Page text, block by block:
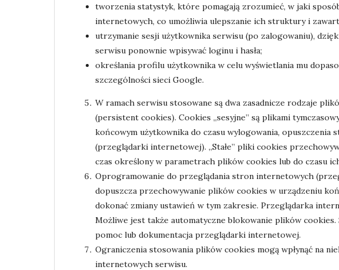
tworzenia statystyk, które pomagają zrozumieć, w jaki
internetowych, co umożliwia ulepszanie ich struktury i
utrzymanie sesji użytkownika serwisu (po zalogowaniu),
serwisu ponownie wpisywać loginu i hasła;
określania profilu użytkownika w celu wyświetlania mu
szczególności sieci Google.
W ramach serwisu stosowane są dwa zasadnicze rodzaje
(persistent cookies). Cookies „sesyjne” są plikami
końcowym użytkownika do czasu wylogowania,
(przeglądarki internetowej). „Stałe” pliki cookies
czas określony w parametrach plików cookies lub do czasu
Oprogramowanie do przeglądania stron internetowych
dopuszcza przechowywanie plików cookies w urządzeniu
dokonać zmiany ustawień w tym zakresie. Przeglądarka
Możliwe jest także automatyczne blokowanie plików
pomoc lub dokumentacja przeglądarki internetowej.
Ograniczenia stosowania plików cookies mogą wpłynąć na
internetowych serwisu.